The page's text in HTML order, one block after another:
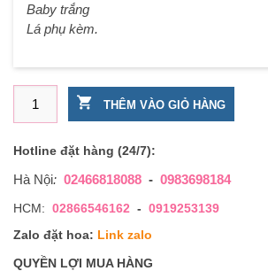
Baby trắng
Lá phụ kèm.
Giỏ hoa chúc mừng hồng đỏ - Chân
THÊM VÀO GIỎ HÀNG
Hotline đặt hàng (24/7):
Hà Nội: 02466818088 - 0983698184
HCM: 02866546162 - 0919253139
Zalo đặt hoa: Link zalo
QUYỀN LỢI MUA HÀNG